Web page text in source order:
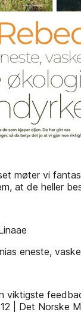
møter vi
at de heller
eneste,
viktigste
| Det Norske